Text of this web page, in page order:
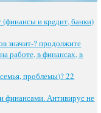
(финансы и крeдит, банки)
значит-? продолжите
работе, в финансах, в
проблемы)? 22
финансами. Антивирус не